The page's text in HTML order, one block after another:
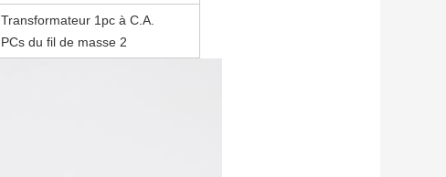
Transformateur 1pc à C.A.
PCs du fil de masse 2